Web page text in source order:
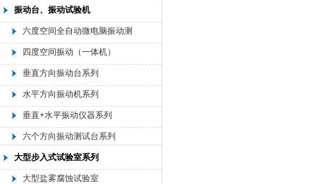
振动台、振动试验机
六度空间全自动微电脑振动测
试机
四度空间振动（一体机）
垂直方向振动台系列
水平方向振动机系列
垂直+水平振动仪器系列
六个方向振动测试台系列
大型步入式试验室系列
大型盐雾腐蚀试验室